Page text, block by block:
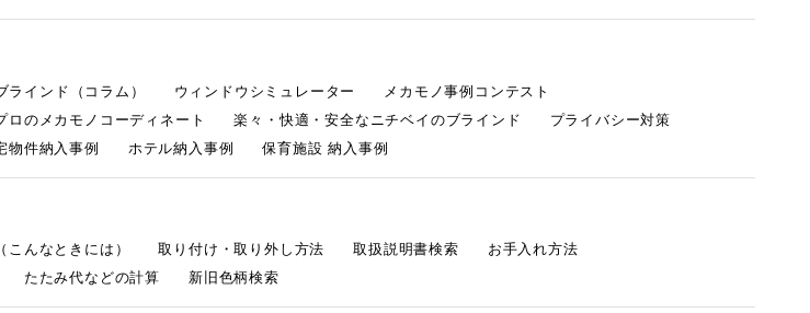
ラインド（コラム） ウィンドウシミュレーター
メカモノ事例コンテスト
ロのメカモノコーディネート 楽々・快適・安全なニチベイのブラインド
プライバシー対策
物件納入事例 ホテル納入事例 保育施設 納入事例
こんなときには） 取り付け・取り外し方法 取扱説明書検索
お手入れ方法
たたみ代などの計算 新旧色柄検索